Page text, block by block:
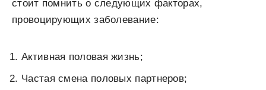
стоит помнить о следующих факторах,
провоцирующих заболевание:
Активная половая жизнь;
Частая смена половых партнеров;